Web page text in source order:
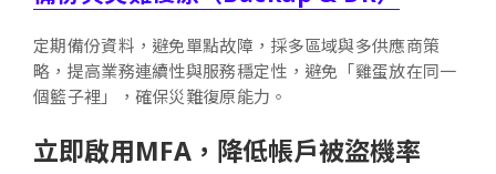
定期備份資料，避免單點故障，採多區域與多供應商策
略，提高業務連續性與服務穩定性，避免「雞蛋放在同一
個籃子裡」，確保災難復原能力。
立即啟用MFA，降低帳戶被盜機率